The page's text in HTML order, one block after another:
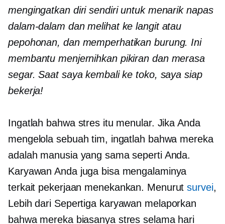
mengingatkan diri sendiri untuk menarik napas
dalam-dalam dan melihat ke langit atau
pepohonan, dan memperhatikan burung. Ini
membantu menjernihkan pikiran dan merasa
segar. Saat saya kembali ke toko, saya siap
bekerja!
Ingatlah bahwa stres itu menular. Jika Anda
mengelola sebuah tim, ingatlah bahwa mereka
adalah manusia yang sama seperti Anda.
Karyawan Anda juga bisa mengalaminya
terkait pekerjaan menekankan. Menurutsurvei,
Lebih dari Sepertiga karyawan melaporkan
bahwa mereka biasanya stres selama hari